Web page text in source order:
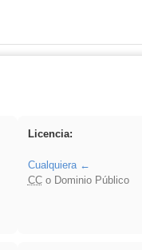
Licencia:
Cualquiera
CCo Dominio Público